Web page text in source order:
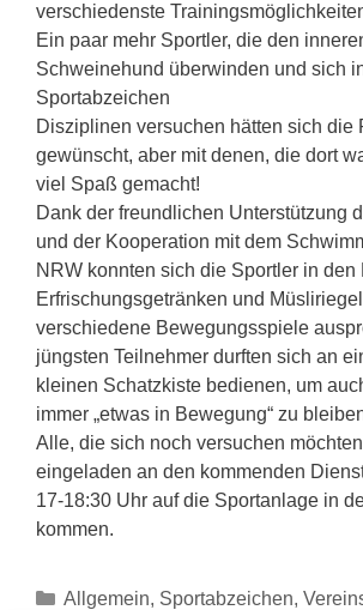
verschiedenste
Ein paar mehr Sportler, die den
Schweinehund überwinden und sich
Sportabzeichen
Disziplinen versuchen hätten sich die
gewünscht, aber mit denen, die dort
viel Spaß gemacht!
Dank der freundlichen Unterstützung
und der Kooperation mit dem
NRW konnten sich die Sportler in den
Erfrischungsgetränken und
verschiedene Bewegungsspiele
jüngsten Teilnehmer durften sich an
kleinen Schatzkiste bedienen, um
immer „etwas in Bewegung“ zu
Alle, die sich noch versuchen
eingeladen an den kommenden
17-18:30 Uhr auf die Sportanlage in
kommen.
Allgemein, Sportabzeichen,